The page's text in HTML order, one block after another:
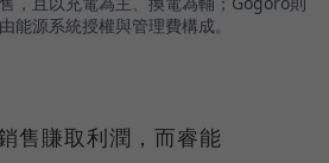
能源系統授權與管理費構成。
售賺取利潤，而睿能